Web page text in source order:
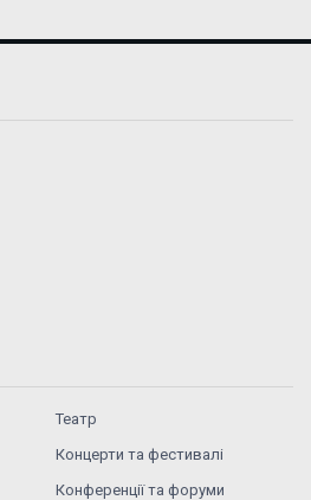
Театр
Концерти та фестивалі
Конференції та форуми